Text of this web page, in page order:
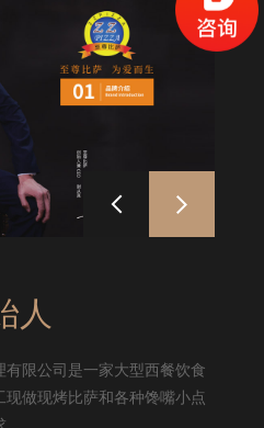
人
限公司是一家大型西餐饮食
做现烤比萨和各种馋嘴小点